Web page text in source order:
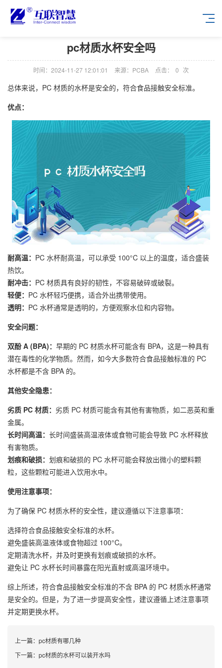
pc材质水杯安全吗
时间：2024-11-27 12:01:01 来源：PCBA 点击： 0 次
总体来说，PC 材质的水杯是安全的，符合食品接触安全标准。
优点：
耐高温： PC 水杯耐高温，可以承受 100°C 以上的温度，适合盛装
热饮。
耐冲击： PC 材质具有良好的韧性，不容易破碎或破裂。
轻便： PC 水杯轻巧便携，适合外出携带使用。
透明： PC 水杯通常是透明的，方便观察水位和内容物。
安全问题：
双酚 A (BPA)： 早期的 PC 材质水杯可能含有 BPA，这是一种具有
潜在毒性的化学物质。然而，如今大多数符合食品接触标准的 PC
水杯都是不含 BPA 的。
其他安全隐患：
劣质 PC 材质： 劣质 PC 材质可能含有其他有害物质，如二恶英和重
金属。
长时间高温： 长时间盛装高温液体或食物可能会导致 PC 水杯释放
有害物质。
划痕和破损： 划痕和破损的 PC 水杯可能会释放出微小的塑料颗
粒，这些颗粒可能进入饮用水中。
使用注意事项：
为了确保 PC 材质水杯的安全性，建议遵循以下注意事项：
选择符合食品接触安全标准的水杯。
避免盛装高温液体或食物超过 100°C。
定期清洗水杯，并及时更换有划痕或破损的水杯。
避免让 PC 水杯长时间暴露在阳光直射或高温环境中。
综上所述，符合食品接触安全标准的不含 BPA 的 PC 材质水杯通常
是安全的。但是，为了进一步提高安全性，建议遵循上述注意事项
并定期更换水杯。
上一篇： pc材质有哪几种
下一篇： pc材质的水杯可以装开水吗